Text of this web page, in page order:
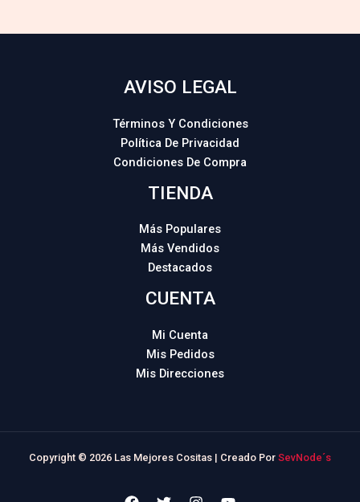
AVISO LEGAL
Términos Y Condiciones
Política De Privacidad
Condiciones De Compra
TIENDA
Más Populares
Más Vendidos
Destacados
CUENTA
Mi Cuenta
Mis Pedidos
Mis Direcciones
Copyright © 2026 Las Mejores Cositas | Creado Por SevNode´s